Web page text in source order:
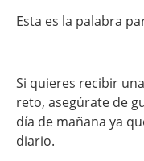
Esta es la palabra
Si quieres recibir
reto, asegúrate de
día de mañana ya
diario.